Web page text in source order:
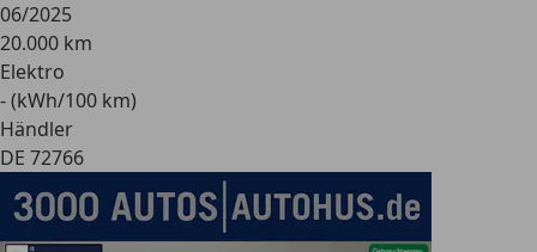
06/2025
20.000 km
Elektro
- (kWh/100 km)
Händler
DE 72766